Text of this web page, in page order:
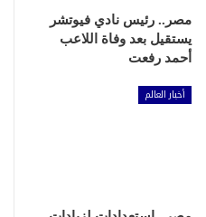
مصر.. رئيس نادي فيوتشر
يستقيل بعد وفاة اللاعب
أحمد رفعت
أخبار العالم